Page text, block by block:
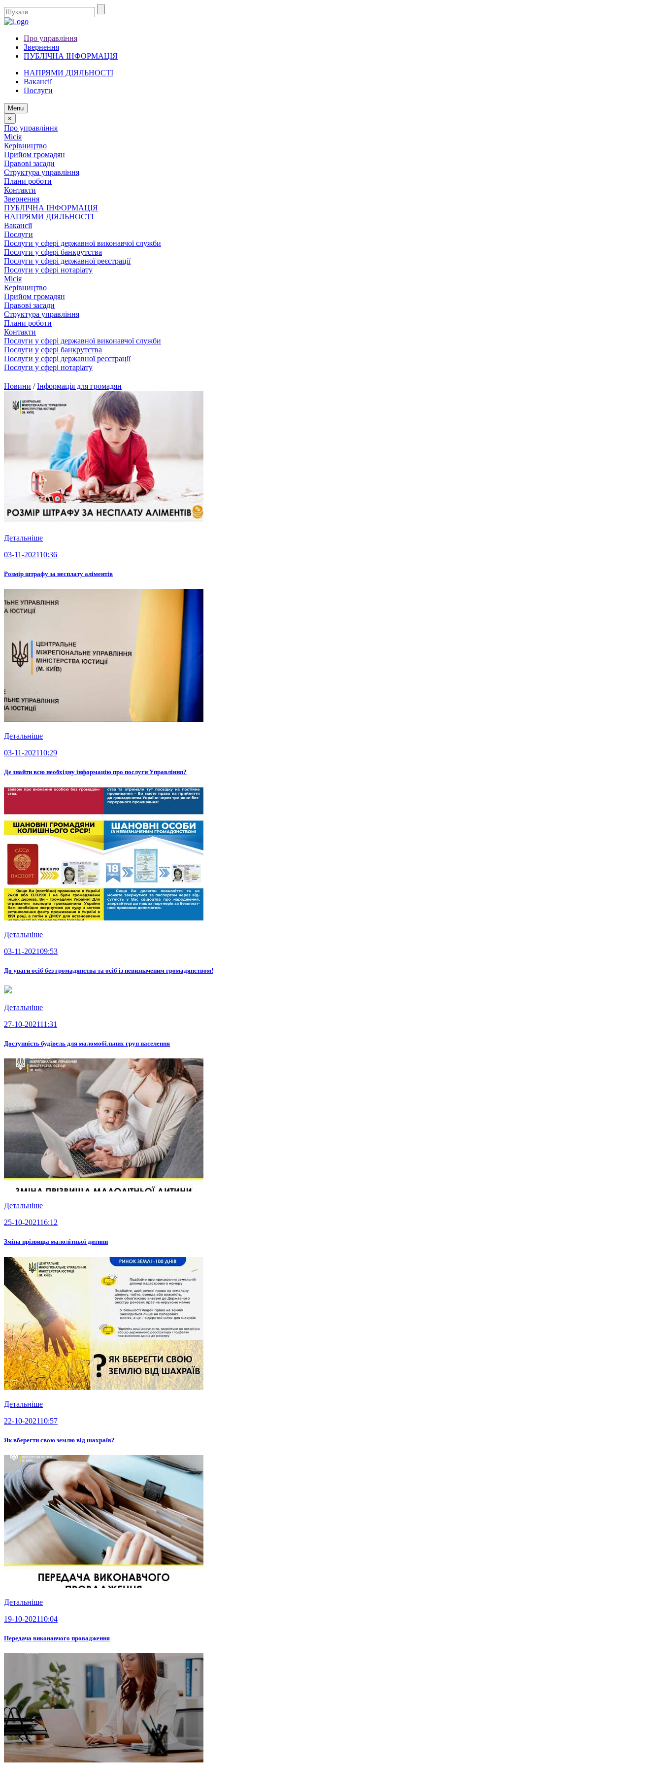
Про управління
Звернення
ПУБЛІЧНА ІНФОРМАЦІЯ
НАПРЯМИ ДІЯЛЬНОСТІ
Вакансії
Послуги
Menu
×
Про управління
Місія
Керівництво
Прийом громадян
Правові засади
Структура управління
Плани роботи
Контакти
Звернення
ПУБЛІЧНА ІНФОРМАЦІЯ
НАПРЯМИ ДІЯЛЬНОСТІ
Вакансії
Послуги
Послуги у сфері державної виконавчої служби
Послуги у сфері банкрутства
Послуги у сфері державної реєстрації
Послуги у сфері нотаріату
Місія
Керівництво
Прийом громадян
Правові засади
Структура управління
Плани роботи
Контакти
Послуги у сфері державної виконавчої служби
Послуги у сфері банкрутства
Послуги у сфері державної реєстрації
Послуги у сфері нотаріату
Новини /Інформація для громадян
Детальніше
03-11-202110:36
Розмір штрафу за несплату аліментів
Детальніше
03-11-202110:29
Де знайти всю необхідну інформацію про послуги Управління?
Детальніше
03-11-202109:53
До уваги осіб без громадянства та осіб із невизначеним громадянством!
Детальніше
27-10-202111:31
Доступність будівель для маломобільних груп населення
Детальніше
25-10-202116:12
Зміна прізвища малолітньої дитини
Детальніше
22-10-202110:57
Як вберегти свою землю від шахраїв?
Детальніше
19-10-202110:04
Передача виконавчого провадження